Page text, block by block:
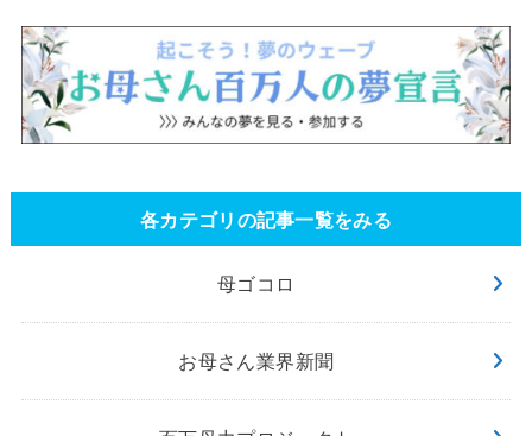
各カテゴリの記事一覧をみる
母ゴコロ
お母さん業界新聞